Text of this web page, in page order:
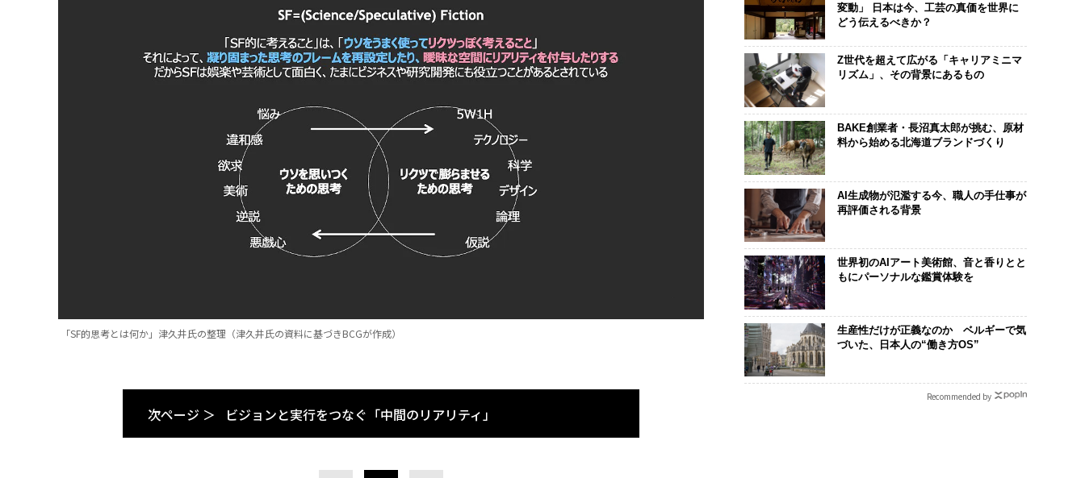
「SF的思考とは何か」津久井氏の整理（津久井氏の資料に基づきBCGが作成）
次ページ ＞ ビジョンと実行をつなぐ「中間のリアリティ」
変動」 日本は今、工芸の真価を世界に
どう伝えるべきか？
Z世代を超えて広がる「キャリアミニマ
リズム」、その背景にあるもの
BAKE創業者・長沼真太郎が挑む、原材
料から始める北海道ブランドづくり
AI生成物が氾濫する今、職人の手仕事が
再評価される背景
世界初のAIアート美術館、音と香りとと
もにパーソナルな鑑賞体験を
生産性だけが正義なのか ベルギーで気
づいた、日本人の“働き方OS”
Recommended by